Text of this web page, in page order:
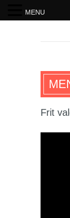
Frit
MENU